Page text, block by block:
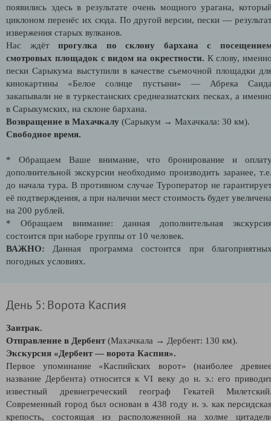
появились здесь в результате очень мощного урагана,
циклоном перенёс их сюда. По другой версии, пески —
извержения старых вулканов.
Нас ждётпрогулка по склону бархана с
смотровых площадок с видом на окрестности. К слову,
пески Сарыкума выступили в качестве съемочной площадки
кинокартины «Белое солнце пустыни» — Абрека
закапывали не в туркестанских среднеазиатских песках, а
в Cарыкумских, на склоне бархана.
Возвращение в Махачкалу (Сарыкум → Махачкала: 30 км).
Свободное время.
* Обращаем Ваше внимание, что бронирование и
дополнительной экскурсии необходимо производить заранее,
до начала тура. В противном случае Туроператор не
её подтверждения, а при наличии мест стоимость будет
на 200 рублей.
* Обращаем внимание: данная дополнительная
состоится при наборе группы от 10 человек.
ВАЖНО: Данная программа состоится при
погодных условиях.
День 5: Ворота Каспия
Завтрак.
Отправление в Дербент(Махачкала → Дербент: 130 км).
Экскурсия «Дербент — ворота Каспия».
Первое упоминание «Каспийских ворот» (наиболее
название Дербента) относится к VI веку до н. э.: его
известный древнегреческий географ Гекатей
Современный город был основан в 438 году н. э. как
крепость, состоящая из расположенной на холме